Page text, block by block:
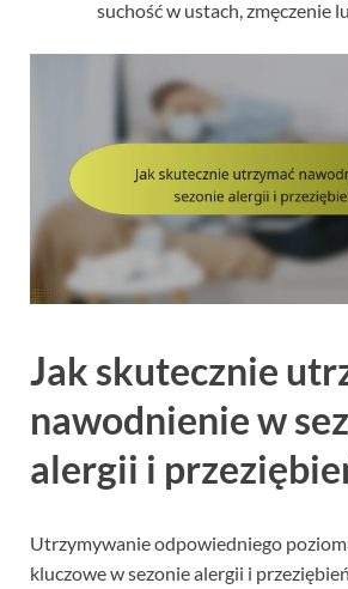
suchość w ustach, zmęczenie
Jak skutecznie
nawodnienie w
alergii i
Utrzymywanie odpowiedniego
kluczowe w sezonie alergii i